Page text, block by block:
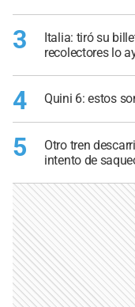
3
Italia: tiró su
recolectores lo
4 Quini 6: estos
5
Otro tren
intento de